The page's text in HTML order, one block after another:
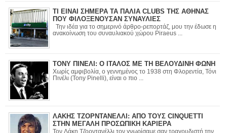
ΤΙ ΕΙΝΑΙ ΣΗΜΕΡΑ ΤΑ ΠΑΛΙΑ CLUBS ΤΗΣ ΑΘΗΝΑΣ
ΠΟΥ ΦΙΛΟΞΕΝΟΥΣΑΝ ΣΥΝΑΥΛΙΕΣ
Την ιδέα για το σημερινό άρθρο-ρεπορτάζ, μου την έδωσε η
ανακοίνωση του συναυλιακού χώρου Piraeus ...
ΤΟΝΥ ΠΙΝΕΛΙ: Ο ΙΤΑΛΟΣ ΜΕ ΤΗ ΒΕΛΟΥΔΙΝΗ ΦΩΝΗ
Χωρίς αμφιβολία, ο γεννημένος το 1938 στη Φλορεντία, Τόνι
Πινέλι (Tony Pinelli), είναι ο πιο ...
ΛΑΚΗΣ ΤΖΟΡΝΤΑΝΕΛΛΙ: ΑΠΟ ΤΟΥΣ CINQUETTI
ΣΤΗΝ ΜΕΓΑΛΗ ΠΡΟΣΩΠΙΚΗ ΚΑΡΙΕΡΑ
Τον Λάκη Τζορντανέλλι τον γνωρίσαμε σαν τραγουδιστή την